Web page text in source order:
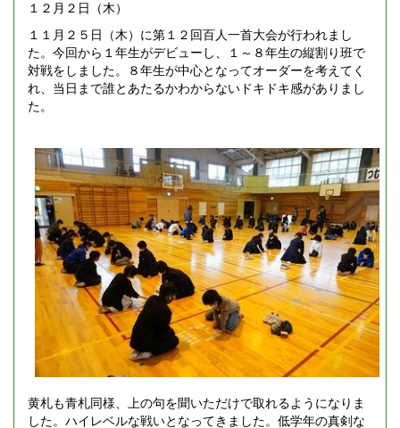
１２月２日（木）
１１月２５日（木）に第１２回百人一首大会が行われまし
た。今回から１年生がデビューし、１～８年生の縦割り班で
対戦をしました。８年生が中心となってオーダーを考えてく
れ、当日まで誰とあたるかわからないドキドキ感がありまし
た。
黄札も青札同様、上の句を聞いただけで取れるようになりま
した。ハイレベルな戦いとなってきました。低学年の真剣な